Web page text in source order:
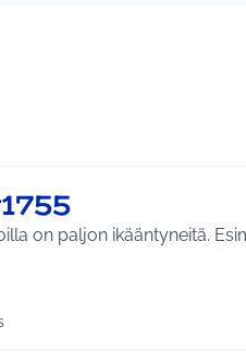
on paljon ikääntyneitä.
Hyvinvointi ja yhteisöllisyys